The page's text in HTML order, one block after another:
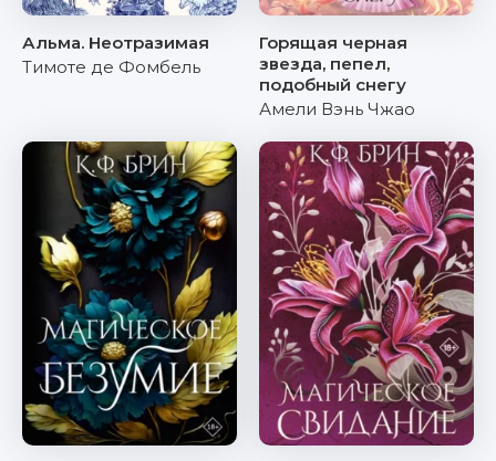
Альма. Неотразимая
Тимоте де Фомбель
Горящая черная
звезда, пепел,
подобный снегу
Амели Вэнь Чжао